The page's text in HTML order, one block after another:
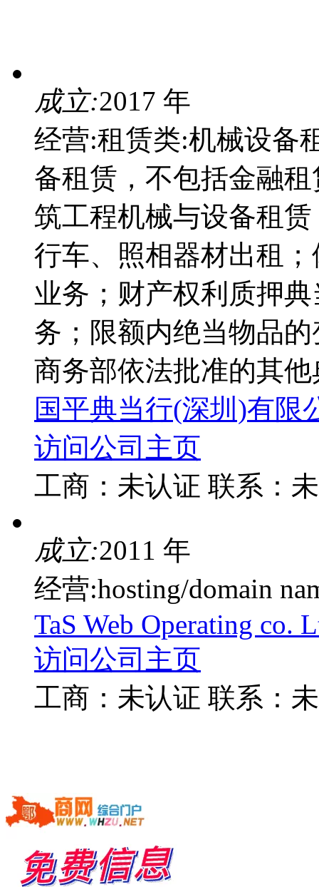
成立:2017 年
经营:租赁类:机械设备
备租赁，不包括金融
筑工程机械与设备租
行车、照相器材出租
业务；财产权利质押
务；限额内绝当物品
商务部依法批准的其
国平典当行(深圳)有限
访问公司主页
工商： 未认证 联系：
成立:2011 年
经营:hosting/domain
TaS Web Operating co.
访问公司主页
工商： 未认证 联系：